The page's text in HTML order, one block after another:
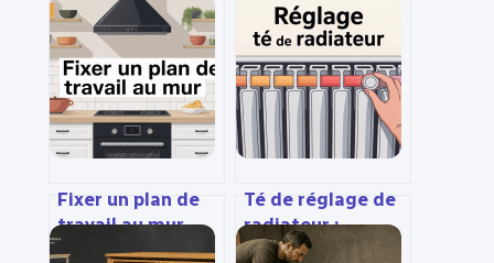
Fixer un plan de
travail au mur
sans risque :
Té de réglage de
radiateur :
combien de tours